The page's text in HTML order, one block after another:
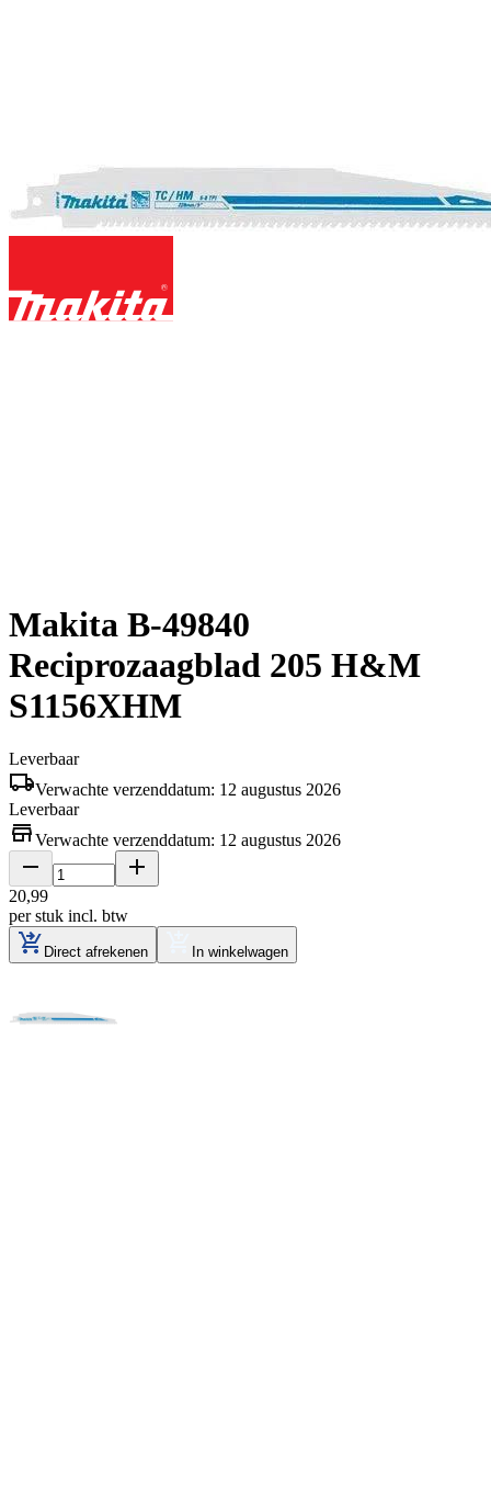
Makita B-49840
Reciprozaagblad 205 H&M
S1156XHM
Leverbaar
Verwachte verzenddatum: 12 augustus 2026
Leverbaar
Verwachte verzenddatum: 12 augustus 2026
20,99
per stuk incl. btw
Direct afrekenen In winkelwagen